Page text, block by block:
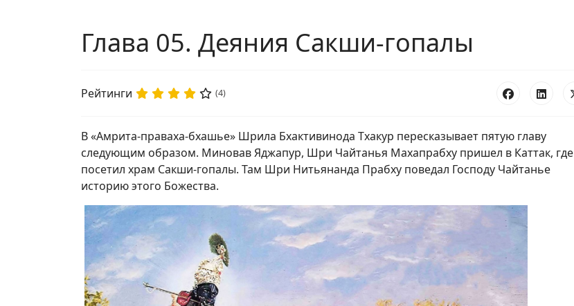
Глава 05. Деяния Сакши-гопалы
Рейтинги (4)
В «Амрита-праваха-бхашье» Шрила Бхактивинода Тхакур пересказывает пятую главу
следующим образом. Миновав Яджапур, Шри Чайтанья Махапрабху пришел в Каттак, где
посетил храм Сакши-гопалы. Там Шри Нитьянанда Прабху поведал Господу Чайтанье
историю этого Божества.